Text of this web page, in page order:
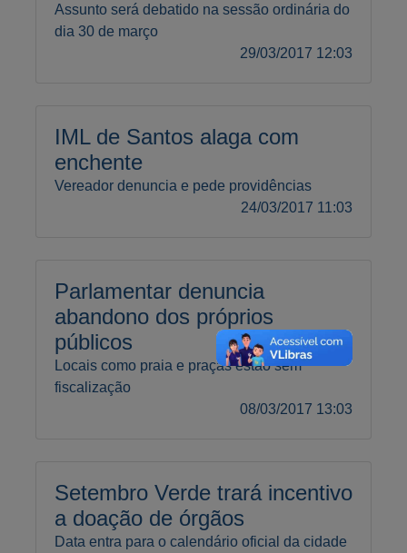
Assunto será debatido na sessão ordinária do
dia 30 de março
29/03/2017 12:03
IML de Santos alaga com
enchente
Vereador denuncia e pede providências
24/03/2017 11:03
Parlamentar denuncia
abandono dos próprios
públicos
Locais como praia e praças estão sem
fiscalização
08/03/2017 13:03
Setembro Verde trará incentivo
a doação de órgãos
Data entra para o calendário oficial da cidade